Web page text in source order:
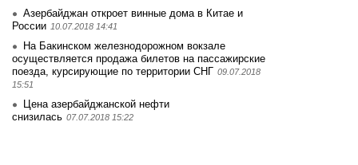
Азербайджан откроет винные дома в Китае и
России 10.07.2018 14:41
На Бакинском железнодорожном вокзале
осуществляется продажа билетов на пассажирские
поезда, курсирующие по территории СНГ 09.07.2018
15:51
Цена азербайджанской нефти
снизилась 07.07.2018 15:22